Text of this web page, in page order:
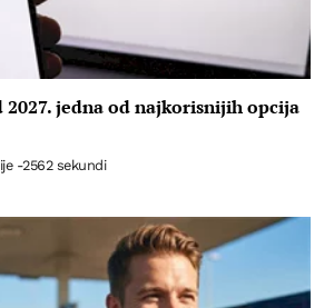
2027. jedna od najkorisnijih opcija
-2562 sekundi